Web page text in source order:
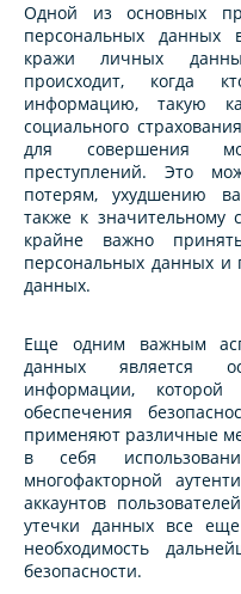
Одной из основных
персональных данных
кражи личных
происходит, когда
информацию, такую
социального
для совершения
преступлений. Это
потерям, ухудшению
также к значительному
крайне важно
персональных данных
данных.
Еще одним важным
данных является
информации,
обеспечения
применяют различные
в себя
многофакторной
аккаунтов
утечки данных все
необходимость
безопасности.